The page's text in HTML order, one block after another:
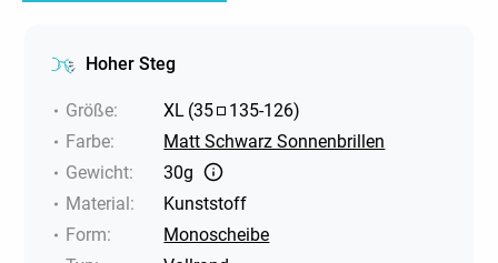
Hoher Steg
Größe: XL (35 135-126)
Farbe:
Matt Schwarz Sonnenbrillen
Gewicht:
30g
Material:
Kunststoff
Form:
Monoscheibe